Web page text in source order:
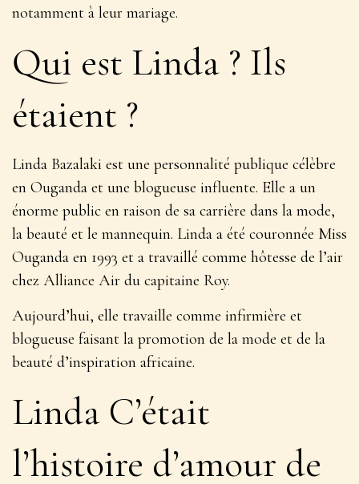
notamment à leur mariage.
Qui est Linda ? Ils
étaient ?
Linda Bazalaki est une personnalité publique célèbre
en Ouganda et une blogueuse influente. Elle a un
énorme public en raison de sa carrière dans la mode,
la beauté et le mannequin. Linda a été couronnée Miss
Ouganda en 1993 et ​​a travaillé comme hôtesse de l’air
chez Alliance Air du capitaine Roy.
Aujourd’hui, elle travaille comme infirmière et
blogueuse faisant la promotion de la mode et de la
beauté d’inspiration africaine.
Linda C’était
l’histoire d’amour de